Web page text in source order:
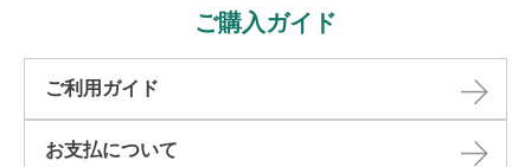
ご購入ガイド
ご利用ガイド
お支払について